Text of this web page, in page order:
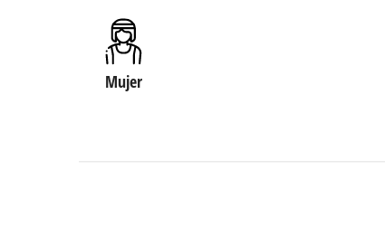
Mujer